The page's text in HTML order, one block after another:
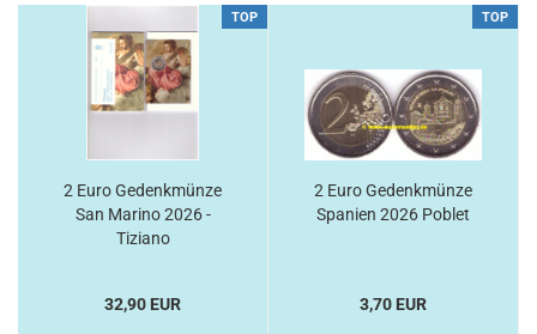
TOP
2 Euro Gedenkmünze
San Marino 2026 -
Tiziano
32,90 EUR
TOP
2 Euro Gedenkmünze
Spanien 2026 Poblet
3,70 EUR